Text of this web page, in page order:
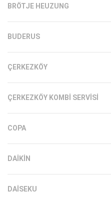
BRÖTJE HEUZUNG
BUDERUS
ÇERKEZKÖY
ÇERKEZKÖY KOMBI SERVISI
COPA
DAIKIN
DAISEKU